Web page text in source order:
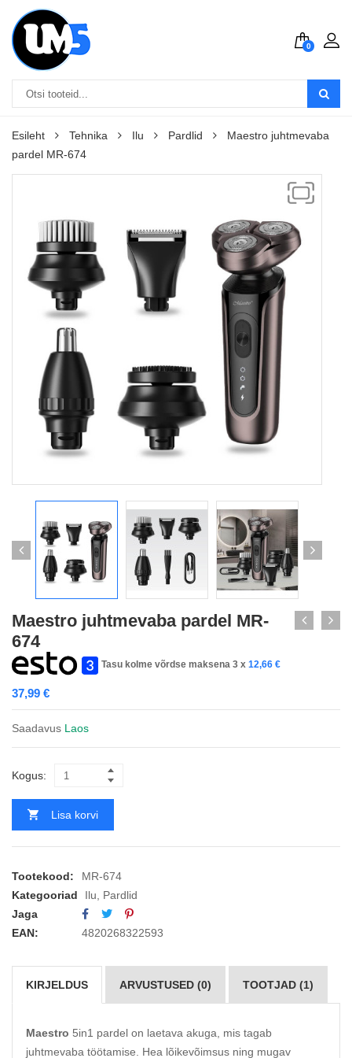
0
Esileht Tehnika Ilu Pardlid
Maestro juhtmevaba
pardel MR-674
Maestro juhtmevaba pardel MR-
674
Tasu kolme võrdse maksena 3 x 12,66 €
37,99 €
Saadavus Laos
Kogus:
Lisa korvi
Tootekood:
MR-674
Kategooriad
Ilu
Pardlid
Jaga
EAN:
4820268322593
KIRJELDUS ARVUSTUSED (0) TOOTJAD (1)
Maestro 5in1 pardel on laetava akuga, mis tagab
juhtmevaba töötamise. Hea lõikevõimsus ning mugav